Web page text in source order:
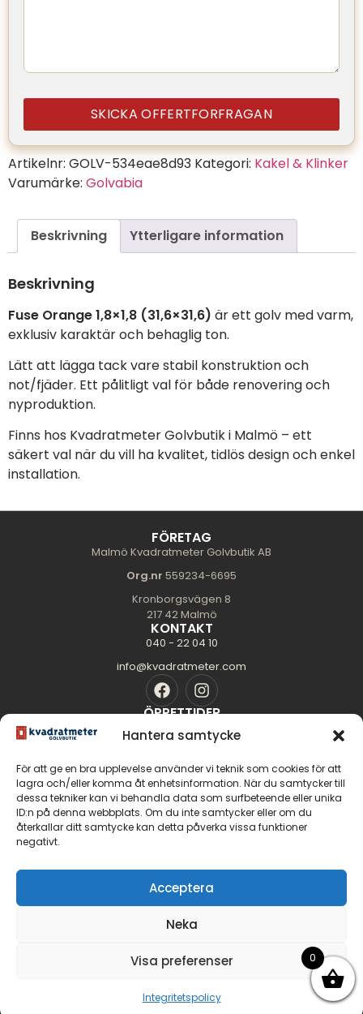
Hantera samtycke
För att ge en bra upplevelse använder vi teknik som cookies för att
lagra och/eller komma åt enhetsinformation. När du samtycker till
dessa tekniker kan vi behandla data som surfbeteende eller unika
ID:n på denna webbplats. Om du inte samtycker eller om du
återkallar ditt samtycke kan detta påverka vissa funktioner
negativt.
Acceptera
Neka
Visa preferenser
Integritetspolicy
SKICKA OFFERTFORFRAGAN
Artikelnr: GOLV-534eae8d93 Kategori: Kakel & Klinker
Varumärke: Golvabia
Beskrivning Ytterligare information
Beskrivning
Fuse Orange 1,8×1,8 (31,6×31,6) är ett golv med varm,
exklusiv karaktär och behaglig ton.
Lätt att lägga tack vare stabil konstruktion och
not/fjäder. Ett pålitligt val för både renovering och
nyproduktion.
Finns hos Kvadratmeter Golvbutik i Malmö – ett
säkert val när du vill ha kvalitet, tidlös design och enkel
installation.
FÖRETAG
Malmö Kvadratmeter Golvbutik AB
Org.nr 559234-6695
Kronborgsvägen 8
217 42 Malmö
KONTAKT
040 - 22 04 10
info@kvadratmeter.com
ÖPPETTIDER
Mån-Tors: 10.00 - 18.00
Lördag: 11.00 - 14.00
Söndag: Stängt
SIDOR
Golvguiden
Kontakt
GOLV
Parkettgolv
© 2026 Malmö Kvadratmeter Golvbutik AB
0